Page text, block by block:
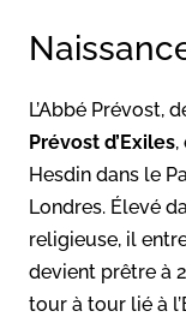
L’Abbé Prévost,
Prévost d’Exiles,
Hesdin dans le
Londres. Élevé
religieuse, il
devient prêtre à
tour à tour lié à